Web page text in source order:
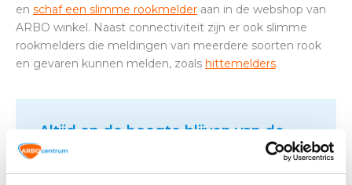
en schaf een slimme rookmelder aan in de webshop van
ARBO winkel. Naast connectiviteit zijn er ook slimme
rookmelders die meldingen van meerdere soorten rook
en gevaren kunnen melden, zoals hittemelders.
Altijd op de hoogte blijven van de
laatste nieuwtjes, acties en meer?